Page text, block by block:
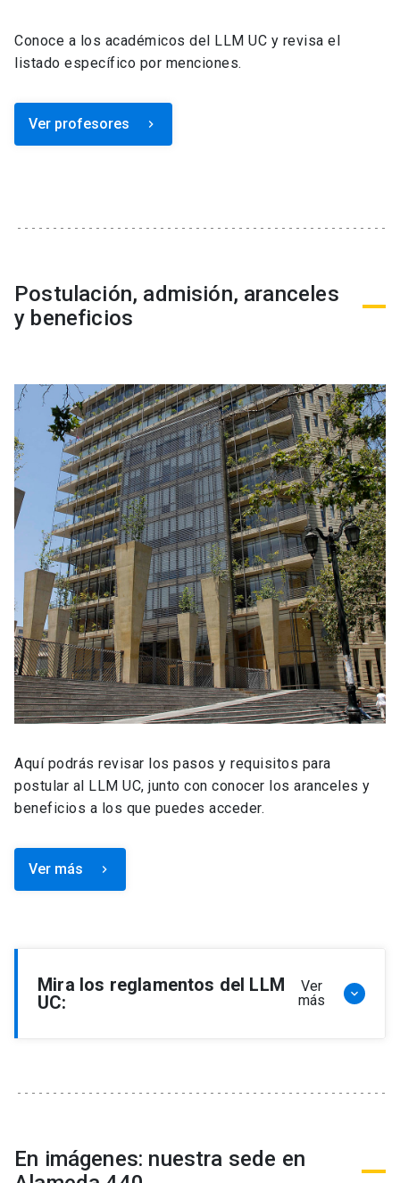
Conoce a los académicos del LLM UC y revisa el
listado específico por menciones.
Ver profesores keyboard_arrow_right
Postulación, admisión, aranceles
y beneficios
Aquí podrás revisar los pasos y requisitos para
postular al LLM UC, junto con conocer los aranceles y
beneficios a los que puedes acceder.
Ver más keyboard_arrow_right
Mira los reglamentos del LLM
UC:
Ver
más
keyboard_arrow_down
Reglamento de Becas y Descuentos Programa
de Magíster en Derecho, LLM
En imágenes: nuestra sede en